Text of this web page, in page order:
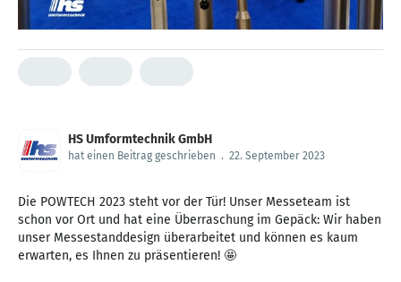
HS Umformtechnik GmbH
hat einen Beitrag geschrieben . 22. September 2023
Die POWTECH 2023 steht vor der Tür! Unser Messeteam ist
schon vor Ort und hat eine Überraschung im Gepäck: Wir haben
unser Messestanddesign überarbeitet und können es kaum
erwarten, es Ihnen zu präsentieren! 🤩